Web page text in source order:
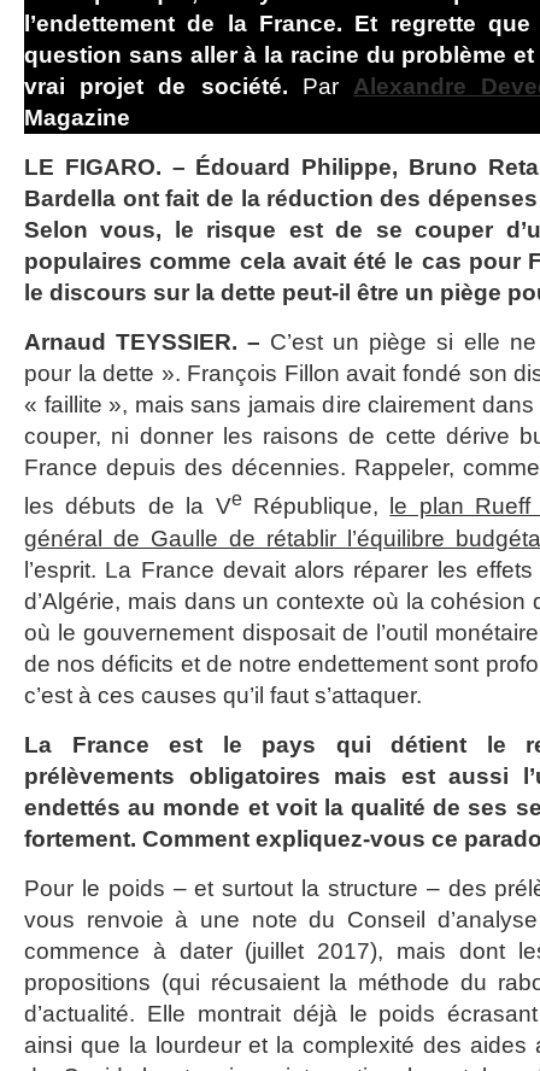
l’endettement de la France. Et regrette
question sans aller à la racine du problème
vrai projet de société. Par Alexandre
Magazine
LE FIGARO. – Édouard Philippe, Bruno
Bardella ont fait de la réduction des
Selon vous, le risque est de se couper
populaires comme cela avait été le cas pour
le discours sur la dette peut-il être un piège
Arnaud TEYSSIER. – C’est un piège si elle
pour la dette ». François Fillon avait fondé son
« faillite », mais sans jamais dire clairement
couper, ni donner les raisons de cette dérive
France depuis des décennies. Rappeler,
les débuts de la VeRépublique,
le plan
général de Gaulle de rétablir l’équilibre
l’esprit. La France devait alors réparer les
d’Algérie, mais dans un contexte où la cohésion
où le gouvernement disposait de l’outil
de nos déficits et de notre endettement sont
c’est à ces causes qu’il faut s’attaquer.
La France est le pays qui détient le
prélèvements obligatoires mais est aussi
endettés au monde et voit la qualité de ses
fortement. Comment expliquez-vous ce
Pour le poids – et surtout la structure – des
vous renvoie à une note du Conseil
commence à dater (juillet 2017), mais dont
propositions (qui récusaient la méthode du
d’actualité. Elle montrait déjà le poids
ainsi que la lourdeur et la complexité des aides